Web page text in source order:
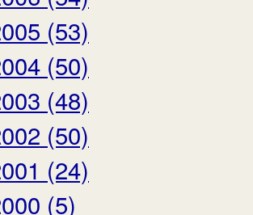
(53)
(50)
(48)
(50)
(24)
(5)